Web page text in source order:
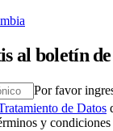
al boletín
Por favor
de Datos
y